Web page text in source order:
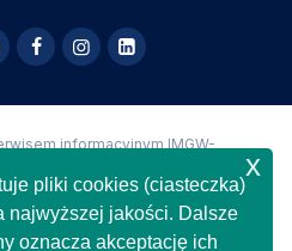
informacyjnym IMGW-
prawa zastrzeżone
pliki cookies (ciasteczka)
najwyższej jakości. Dalsze
oznacza akceptację ich
x